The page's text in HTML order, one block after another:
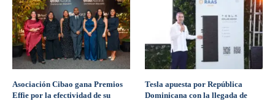
Asociación Cibao gana Premios
Effie por la efectividad de su
Tesla apuesta por República
Dominicana con la llegada de